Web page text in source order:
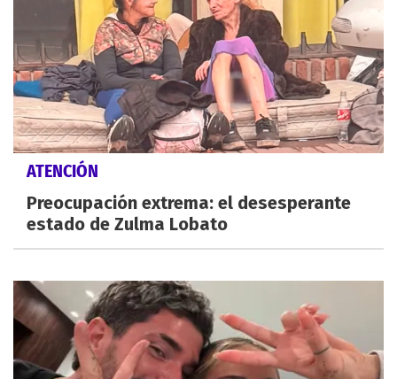
ATENCIÓN
Preocupación extrema: el desesperante
estado de Zulma Lobato